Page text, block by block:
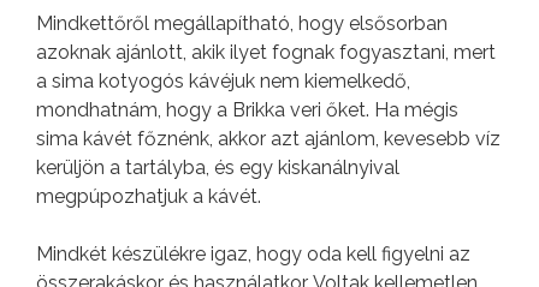
Mindkettőről megállapítható, hogy elsősorban
azoknak ajánlott, akik ilyet fognak fogyasztani, mert
a sima kotyogós kávéjuk nem kiemelkedő,
mondhatnám, hogy a Brikka veri őket. Ha mégis
sima kávét főznénk, akkor azt ajánlom, kevesebb víz
kerüljön a tartályba, és egy kiskanálnyival
megpúpozhatjuk a kávét.
Mindkét készülékre igaz, hogy oda kell figyelni az
összerakáskor és használatkor. Voltak kellemetlen